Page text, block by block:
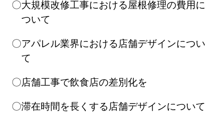
大規模改修工事における屋根修理の費用に
ついて
アパレル業界における店舗デザインについ
て
店舗工事で飲食店の差別化を
滞在時間を長くする店舗デザインについて